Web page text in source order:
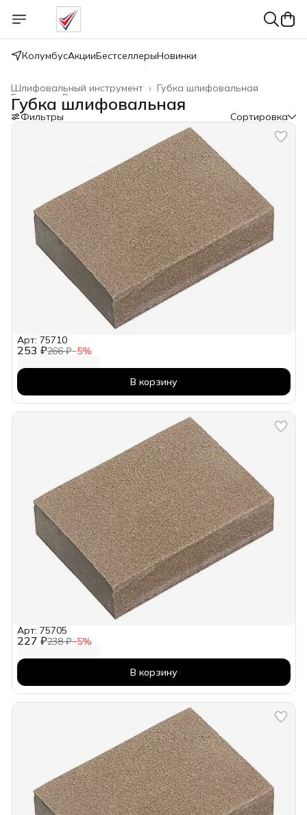
КолумбусАкцииБестселлерыНовинки
Губка шлифовальная
Шлифовальный инструмент ›
Расходные материалы
Главная
Губка шлифовальная
Фильтры Сортировка
253 ₽266 ₽−5%
Арт: 75710
В корзину
227 ₽238 ₽−5%
Арт: 75705
В корзину